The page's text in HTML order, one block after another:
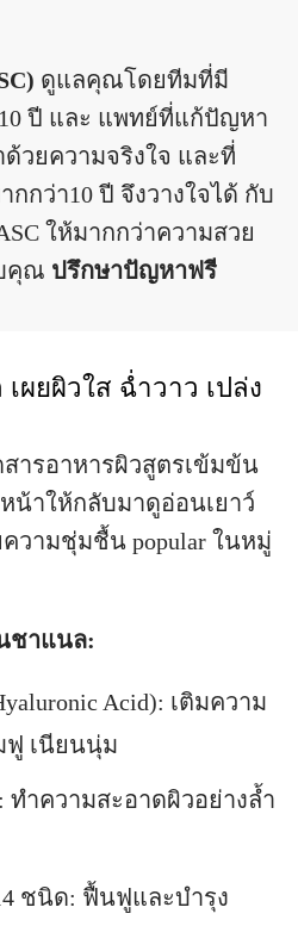
ดูแลคุณโดยทีมที่มี
ปี และ แพทย์ที่แก้ปัญหา
วยความจริงใจ และที่
กว่า10 ปี จึงวางใจได้ กับ
ให้มากกว่าความสวย
คุณ ปรึกษาปัญหาฟรี
ผยผิวใส ฉ่ำวาว เปล่ง
ารอาหารผิวสูตรเข้มข้น
น้าให้กลับมาดูอ่อนเยาว์
วามชุ่มชื้น popular ในหมู่
ชาแนล:
Acid): เติมความ
เนียนนุ่ม
ทำความสะอาดผิวอย่างล้ำ
ชนิด: ฟื้นฟูและบำรุง